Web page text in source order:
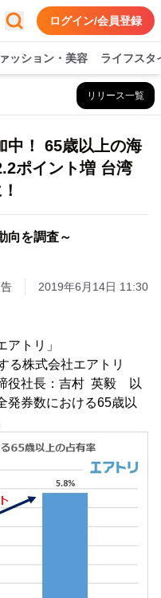
ログイン/会員登録
ッション・美容 ライフスタ
リリース一覧
中！ 65歳以上の海
ポイント増 台湾
向を調査～
2019年6月14日 11:30
トリ」
る株式会社エアトリ
役社長：吉村 英毅 以
発券数における65歳以